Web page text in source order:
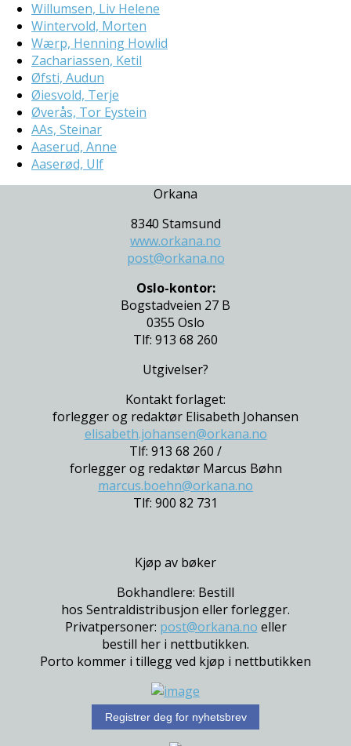
Willumsen, Liv Helene
Wintervold, Morten
Wærp, Henning Howlid
Zachariassen, Ketil
Øfsti, Audun
Øiesvold, Terje
Øverås, Tor Eystein
AAs, Steinar
Aaserud, Anne
Aaserød, Ulf
Orkana
8340 Stamsund
www.orkana.no
post@orkana.no
Oslo-kontor:
Bogstadveien 27 B
0355 Oslo
Tlf: 913 68 260
Utgivelser?
Kontakt forlaget:
forlegger og redaktør Elisabeth Johansen
elisabeth.johansen@orkana.no
Tlf: 913 68 260 /
forlegger og redaktør Marcus Bøhn
marcus.boehn@orkana.no
Tlf: 900 82 731
Kjøp av bøker
Bokhandlere: Bestill
hos Sentraldistribusjon eller forlegger.
Privatpersoner: post@orkana.no eller
bestill her i nettbutikken.
Porto kommer i tillegg ved kjøp i nettbutikken
Registrer deg for nyhetsbrev